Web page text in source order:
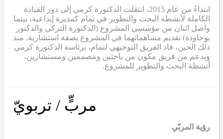
ابتداءً من عام 2015، انتقلت الدكتورة كرمي إلى دور القيادة
الكاملة لأنشطة البحث والتطوير في تمام كمديرة إبداعية، بينما
واصل اثنان من مؤسسي المشروع (الدكتورة التركي والدكتور
بوجاودة) تقديم مساهماتهما في المشروع بصفة استشارية. منذ
ذلك الحين، قاد الفريق التوجيهي لتمام، برئاسة الدكتورة كرمي
وبدعم من فريق مكون من باحثين ومصممين ومستشارين،
أنشطة البحث والتطوير للمشروع.
مربٍّ / تربويّ
رؤية المربّي